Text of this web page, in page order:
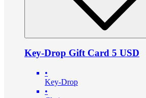
Key-Drop Gift Card 5 USD
•
Key-Drop
•